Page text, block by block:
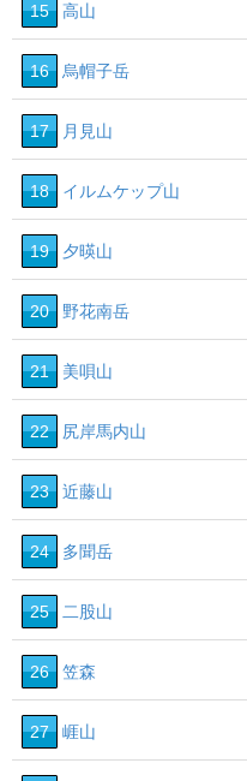
15 高山
16 烏帽子岳
17 月見山
18 イルムケップ山
19 夕暎山
20 野花南岳
21 美唄山
22 尻岸馬内山
23 近藤山
24 多聞岳
25 二股山
26 笠森
27 崕山